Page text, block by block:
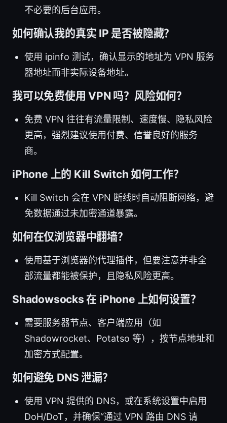
不必要的后台应用。
如何确认我的真实 IP 是否被隐藏？
使用 ipinfo 测试，确认显示的地址为 VPN 服务
器地址而非实际设备地址。
我可以免费使用 VPN 吗？风险如何？
免费 VPN 往往有流量限制、速度慢、隐私风险
更高，强烈建议使用付费、信誉良好的服务
商。
iPhone 上的 Kill Switch 如何工作？
Kill Switch 会在 VPN 断线时自动阻断网络，避
免数据通过未加密通道暴露。
如何在仅浏览器中翻墙？
使用基于浏览器的代理插件，但要注意并非全
部流量都能被保护，且隐私风险更高。
Shadowsocks 在 iPhone 上如何设置？
需要服务器节点、客户端应用（如
Shadowrocket、Potatso 等），按节点地址和
加密方式配置。
如何避免 DNS 泄漏？
使用 VPN 提供的 DNS，或在系统设置中启用
DoH/DoT，并确保“通过 VPN 路由 DNS 请